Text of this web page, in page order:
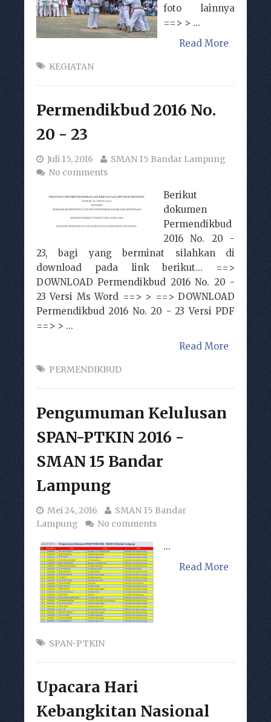
foto lainnya
==> > ...
Read More
KEGIATAN
Permendikbud 2016 No.
20 - 23
Juli 15, 2016
SMAN 15 Bandar Lampung
No comments
Berikut
dokumen
Permendikbud
2016 No. 20 -
23, bagi yang berminat silahkan di
download pada link berikut... ==>
DOWNLOAD Permendikbud 2016 No. 20 -
23 Versi Ms Word ==> > ==> DOWNLOAD
Permendikbud 2016 No. 20 - 23 Versi PDF
==> > ...
Read More
PERMENDIKBUD
Pengumuman Kelulusan
SPAN-PTKIN 2016 -
SMAN 15 Bandar
Lampung
Mei 24, 2016
SMAN 15 Bandar
Lampung
No comments
...
Read More
SPAN-PTKIN
Upacara Hari
Kebangkitan Nasional